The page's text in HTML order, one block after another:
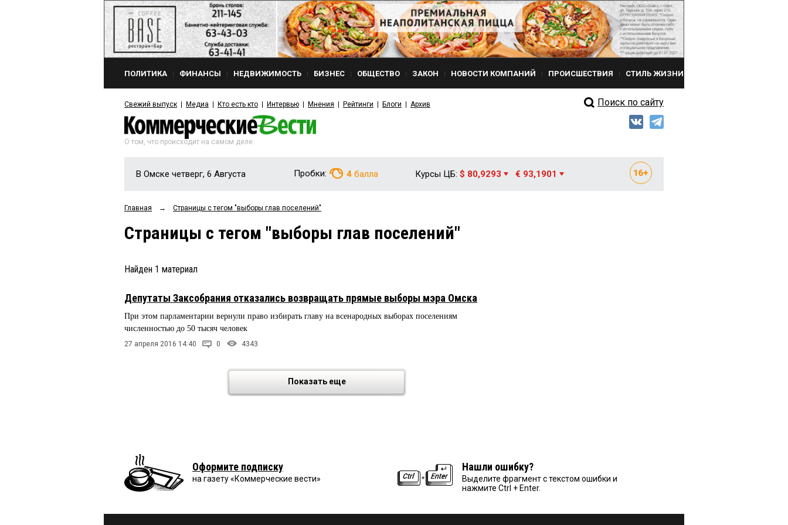
ПОЛИТИКА ФИНАНСЫ НЕДВИЖИМОСТЬ БИЗНЕС ОБЩЕСТВО ЗАКОН НОВОСТИ КОМПАНИЙ ПРОИСШЕСТВИЯ СТИЛЬ ЖИЗНИ
Свежий выпуск Медиа Кто есть кто Интервью Мнения Рейтинги Блоги Архив Поиск по сайту
О том, что происходит на самом деле
В Омске четверг, 6 Августа Пробки: 4 балла Курсы ЦБ: $ 80,9293 € 93,1901
Главная → Страницы c тегом "выборы глав поселений"
Страницы c тегом "выборы глав поселений"
Найден 1 материал
Депутаты Заксобрания отказались возвращать прямые выборы мэра Омска
При этом парламентарии вернули право избирать главу на всенародных выборах поселениям
численностью до 50 тысяч человек
27 апреля 2016 14:40 0 4343
Показать еще
Оформите подписку
на газету «Коммерческие вести»
Нашли ошибку?
Выделите фрагмент с текстом ошибки и
нажмите Ctrl + Enter.